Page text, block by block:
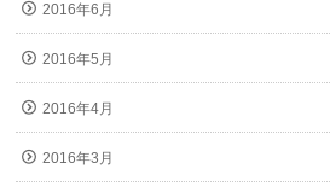
2016年6月
2016年5月
2016年4月
2016年3月